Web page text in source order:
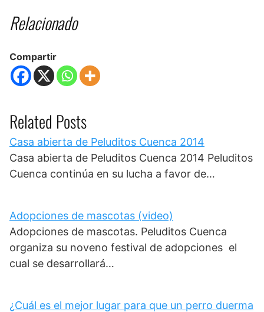
Relacionado
Compartir
Related Posts
Casa abierta de Peluditos Cuenca 2014
Casa abierta de Peluditos Cuenca 2014 Peluditos
Cuenca continúa en su lucha a favor de…
Adopciones de mascotas (video)
Adopciones de mascotas. Peluditos Cuenca
organiza su noveno festival de adopciones el
cual se desarrollará…
¿Cuál es el mejor lugar para que un perro duerma